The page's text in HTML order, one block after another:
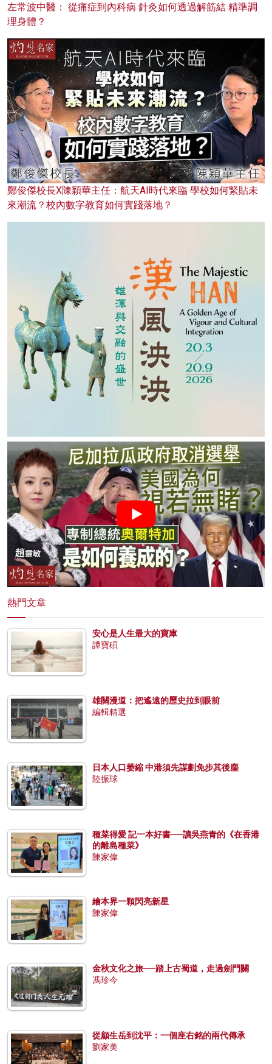
左常波中醫： 從痛症到內科病 針灸如何透過解筋結 精準調
理身體？
鄭俊傑校長X陳穎華主任：航天AI時代來臨 學校如何緊貼未
來潮流？校內數字教育如何實踐落地？
熱門文章
安心是人生最大的寶庫
譚寶碩
雄關漫道：把遙遠的歷史拉到眼前
編輯精選
日本人口萎縮 中港須先謀劃免步其後塵
陸振球
種菜得愛 記一本好書──讀吳燕青的《在香港
的離島種菜》
陳家偉
繪本界一顆閃亮新星
陳家偉
金秋文化之旅──踏上古蜀道，走過劍門關
馮珍今
從顧生岳到沈平：一個座右銘的兩代傳承
劉家美